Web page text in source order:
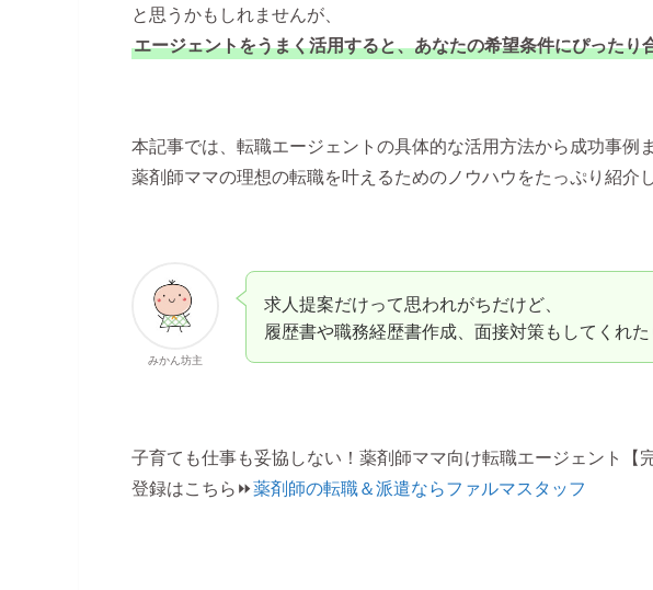
と思うかもしれませんが、
エージェントをうまく活用すると、あなたの希望条件にぴった
本記事では、転職エージェントの具体的な活用方法から成功事例ま
薬剤師ママの理想の転職を叶えるためのノウハウをたっぷり紹介
みかん坊主
求人提案だけって思われがちだけど、
履歴書や職務経歴書作成、面接対策もしてくれた
子育ても仕事も妥協しない！薬剤師ママ向け転職エージェント【
登録はこちら⏩薬剤師の転職＆派遣ならファルマスタッフ